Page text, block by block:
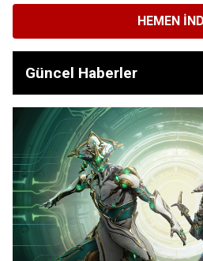
HEMEN
Güncel Haberler